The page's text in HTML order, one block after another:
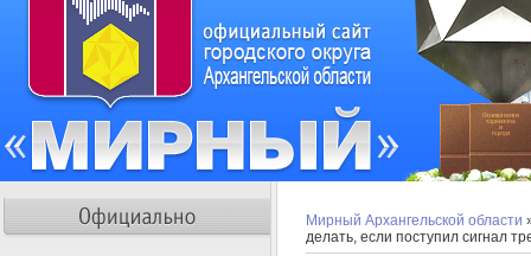
Мирный Архангельской области
делать, если поступил сигнал